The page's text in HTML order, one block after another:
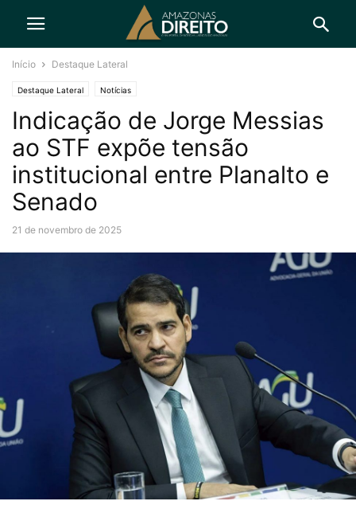
Início Destaque Lateral
Destaque Lateral Notícias
Indicação de Jorge Messias
ao STF expõe tensão
institucional entre Planalto e
Senado
21 de novembro de 2025